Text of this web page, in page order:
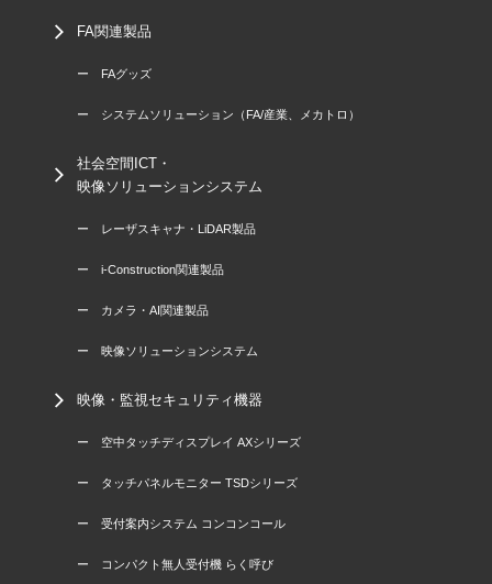
FA関連製品
ー FAグッズ
ー システムソリューション（FA/産業、メカトロ）
社会空間ICT・
映像ソリューションシステム
ー レーザスキャナ・LiDAR製品
ー i-Construction関連製品
ー カメラ・AI関連製品
ー 映像ソリューションシステム
映像・監視セキュリティ機器
ー 空中タッチディスプレイ AXシリーズ
ー タッチパネルモニター TSDシリーズ
ー 受付案内システム コンコンコール
ー コンパクト無人受付機 らく呼び